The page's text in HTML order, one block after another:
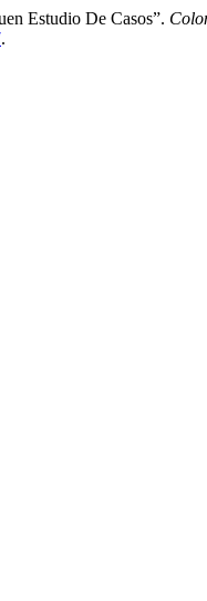
Estudio De Casos”.
.